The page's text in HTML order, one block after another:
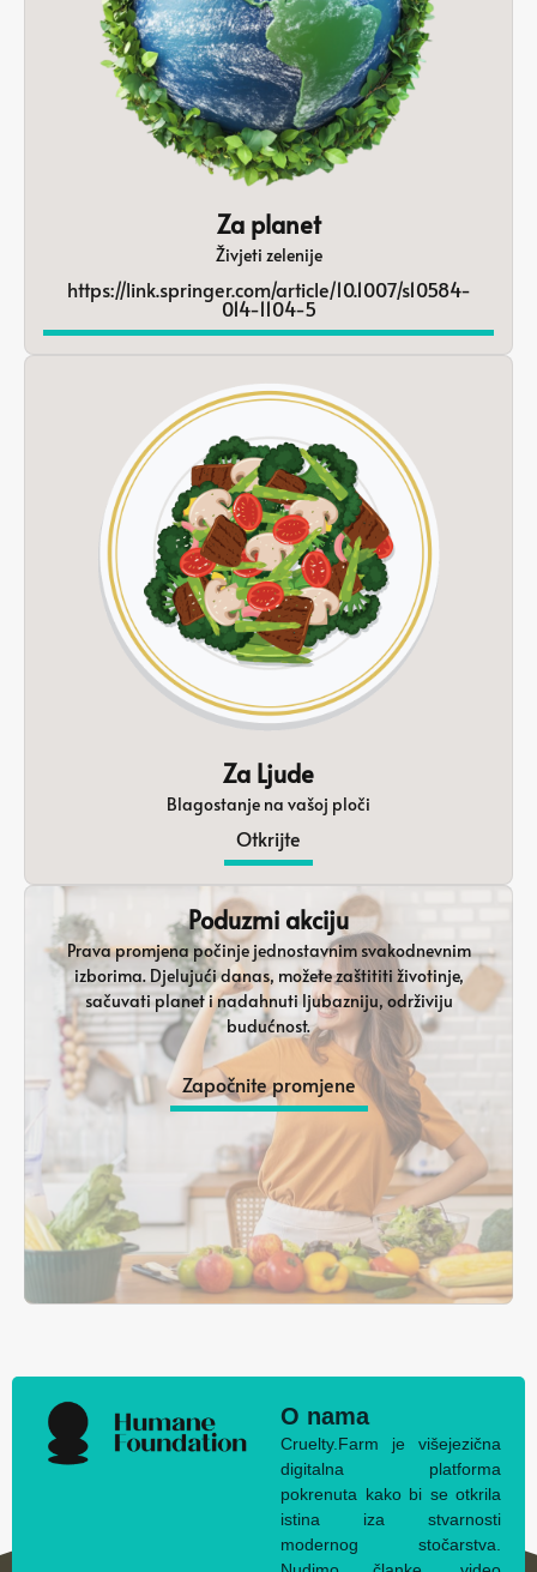
Za planet
Živjeti zelenije
https://link.springer.com/article/10.1007/s10584-
014-1104-5
Za Ljude
Blagostanje na vašoj ploči
Otkrijte
Poduzmi akciju
Prava promjena počinje jednostavnim svakodnevnim
izborima. Djelujući danas, možete zaštititi životinje,
sačuvati planet i nadahnuti ljubazniju, održiviju
budućnost.
Započnite promjene
O nama
Cruelty.Farm je višejezična
digitalna platforma
pokrenuta kako bi se otkrila
istina iza stvarnosti
modernog stočarstva.